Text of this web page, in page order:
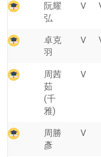
阮耀
弘
V
卓克
羽
V
周茜
茹
(千
雅)
V
周勝
彥
V